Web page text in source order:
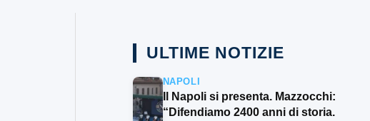
ULTIME NOTIZIE
NAPOLI
Il Napoli si presenta. Mazzocchi:
“Difendiamo 2400 anni di storia.